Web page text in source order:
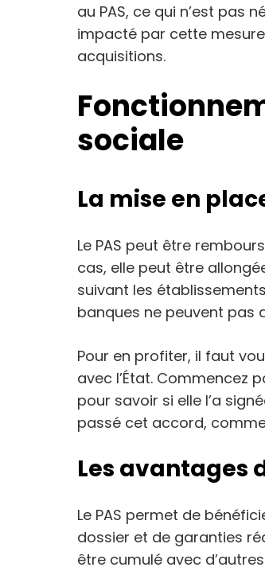
au PAS, ce qui n’est pas
impacté par cette
acquisitions.
sociale
La mise en
Le PAS peut être
cas, elle peut être
suivant les
banques ne peuvent pas
Pour en profiter, il faut
avec l’État. Commencez
pour savoir si elle l’a
passé cet accord,
Les avantages
Le PAS permet de
dossier et de garanties
être cumulé avec